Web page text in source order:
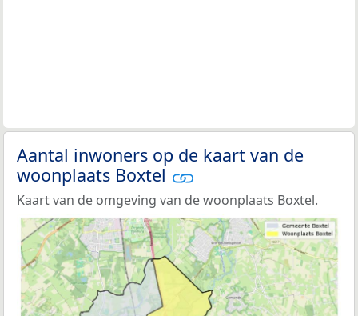
Aantal inwoners op de kaart van de
woonplaats Boxtel
Kaart van de omgeving van de woonplaats Boxtel.